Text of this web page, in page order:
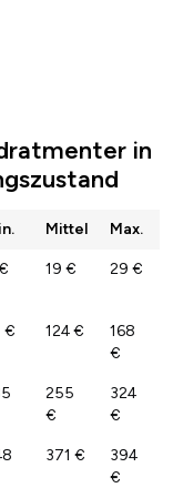
in
Mittel Max.
19 € 29 €
€ 124 €
168
€
255
€
324
€
371 €
394
€